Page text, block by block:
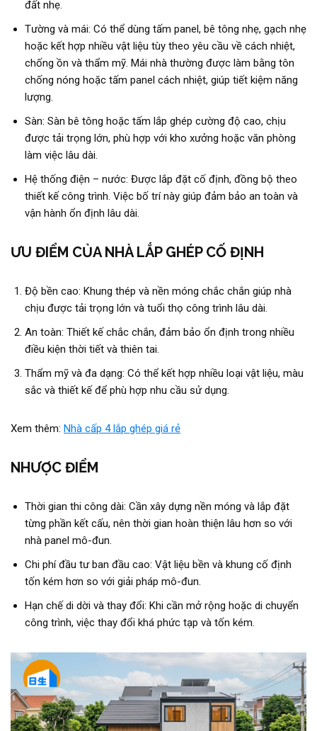
đất nhẹ.
Tường và mái: Có thể dùng tấm panel, bê tông nhẹ, gạch nhẹ
hoặc kết hợp nhiều vật liệu tùy theo yêu cầu về cách nhiệt,
chống ồn và thẩm mỹ. Mái nhà thường được làm bằng tôn
chống nóng hoặc tấm panel cách nhiệt, giúp tiết kiệm năng
lượng.
Sàn: Sàn bê tông hoặc tấm lắp ghép cường độ cao, chịu
được tải trọng lớn, phù hợp với kho xưởng hoặc văn phòng
làm việc lâu dài.
Hệ thống điện – nước: Được lắp đặt cố định, đồng bộ theo
thiết kế công trình. Việc bố trí này giúp đảm bảo an toàn và
vận hành ổn định lâu dài.
ƯU ĐIỂM CỦA NHÀ LẮP GHÉP CỐ ĐỊNH
Độ bền cao: Khung thép và nền móng chắc chắn giúp nhà
chịu được tải trọng lớn và tuổi thọ công trình lâu dài.
An toàn: Thiết kế chắc chắn, đảm bảo ổn định trong nhiều
điều kiện thời tiết và thiên tai.
Thẩm mỹ và đa dạng: Có thể kết hợp nhiều loại vật liệu, màu
sắc và thiết kế để phù hợp nhu cầu sử dụng.
Xem thêm: Nhà cấp 4 lắp ghép giá rẻ
NHƯỢC ĐIỂM
Thời gian thi công dài: Cần xây dựng nền móng và lắp đặt
từng phần kết cấu, nên thời gian hoàn thiện lâu hơn so với
nhà panel mô-đun.
Chi phí đầu tư ban đầu cao: Vật liệu bền và khung cố định
tốn kém hơn so với giải pháp mô-đun.
Hạn chế di dời và thay đổi: Khi cần mở rộng hoặc di chuyển
công trình, việc thay đổi khá phức tạp và tốn kém.